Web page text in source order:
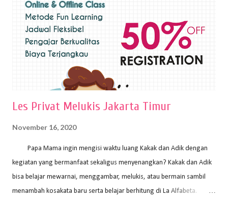
pelukis untuk menghasilkan lukisan yang mempesona dan tentunya
bernilai tinggi. Ciri teknik plakat Ciri-ciri teknik plakat, yaitu: Sapuan
warna yang kental dan tebal. Hasil lukisan menutupi seluruh bagian
medianya Mem...
Les Privat Melukis Jakarta Timur
November 16, 2020
Papa Mama ingin mengisi waktu luang Kakak dan Adik dengan
kegiatan yang bermanfaat sekaligus menyenangkan? Kakak dan Adik
bisa belajar mewarnai, menggambar, melukis, atau bermain sambil
menambah kosakata baru serta belajar berhitung di La Alfabeta.